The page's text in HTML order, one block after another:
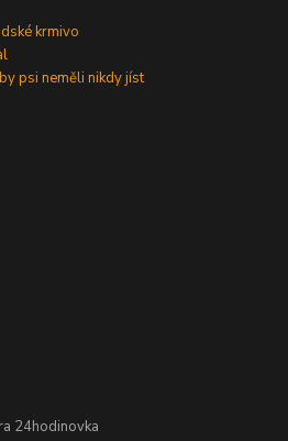
krmivo
psi neměli nikdy jíst
24hodinovka